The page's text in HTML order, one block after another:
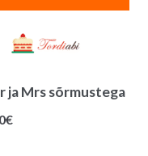
ja Mrs sõrmustega
€Praegune